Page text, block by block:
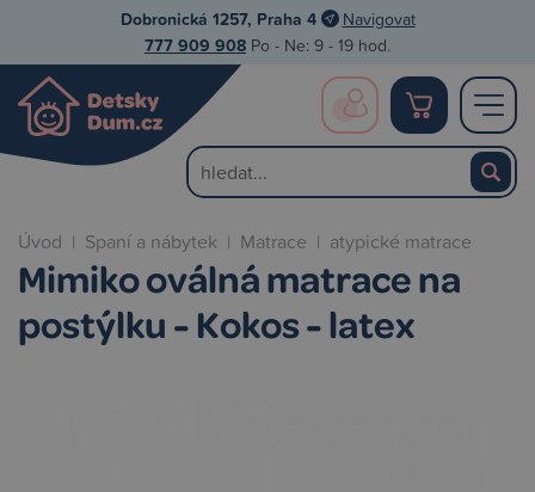
Dobronická 1257, Praha 4 Navigovat
777 909 908 Po - Ne: 9 - 19 hod.
Úvod | Spaní a nábytek | Matrace | atypické matrace
Mimiko oválná matrace na
postýlku - Kokos - latex